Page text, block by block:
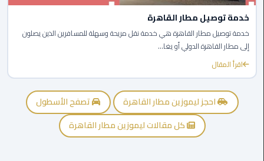
ليموزين
السويس
ليموزين
العين
السخنة
ليموزين
خدمة توصيل مطار القاهرة
خدمة توصيل مطار القاهرة هي خدمة نقل مريحة وسهلة للمسافرين الذين يصلون
إلى مطار القاهرة الدولي أو يغا...
اقرأ المقال
احجز ليموزين مطار القاهرة
تصفح الأسطول
كل مقالات ليموزين مطار القاهرة